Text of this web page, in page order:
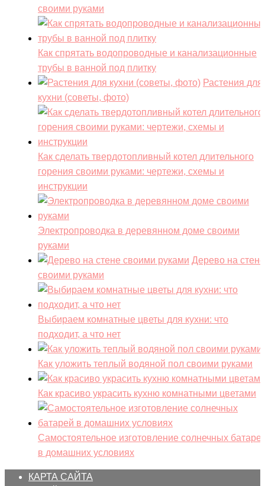
своими руками
Как спрятать водопроводные и канализационные
трубы в ванной под плитку
Растения для
кухни (советы, фото)
Как сделать твердотопливный котел длительного
горения своими руками: чертежи, схемы и
инструкции
Электропроводка в деревянном доме своими
руками
Дерево на стене
своими руками
Выбираем комнатные цветы для кухни: что
подходит, а что нет
Как уложить теплый водяной пол своими руками
Как красиво украсить кухню комнатными цветами
Самостоятельное изготовление солнечных
в домашних условиях
КАРТА САЙТА